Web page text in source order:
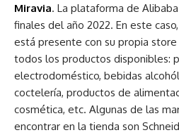
Miravia. La plataforma de
finales del año 2022. En este
está presente con su propia
todos los productos disponibles:
electrodoméstico, bebidas
coctelería, productos de
cosmética, etc. Algunas de las
encontrar en la tienda son